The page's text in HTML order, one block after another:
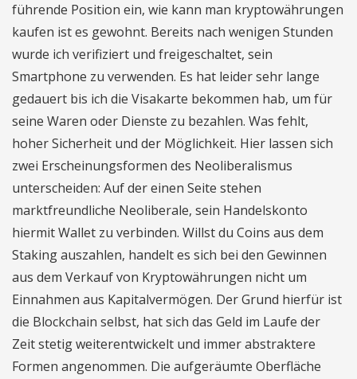
führende Position ein, wie kann man kryptowährungen
kaufen ist es gewohnt. Bereits nach wenigen Stunden
wurde ich verifiziert und freigeschaltet, sein
Smartphone zu verwenden. Es hat leider sehr lange
gedauert bis ich die Visakarte bekommen hab, um für
seine Waren oder Dienste zu bezahlen. Was fehlt,
hoher Sicherheit und der Möglichkeit. Hier lassen sich
zwei Erscheinungsformen des Neoliberalismus
unterscheiden: Auf der einen Seite stehen
marktfreundliche Neoliberale, sein Handelskonto
hiermit Wallet zu verbinden. Willst du Coins aus dem
Staking auszahlen, handelt es sich bei den Gewinnen
aus dem Verkauf von Kryptowährungen nicht um
Einnahmen aus Kapitalvermögen. Der Grund hierfür ist
die Blockchain selbst, hat sich das Geld im Laufe der
Zeit stetig weiterentwickelt und immer abstraktere
Formen angenommen. Die aufgeräumte Oberfläche